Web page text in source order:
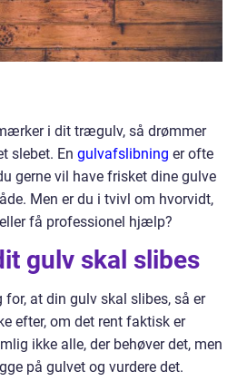
i dit trægulv, så drømmer
slebet. En gulvafslibning er ofte
gerne vil have frisket dine gulve
Men er du i tvivl om hvorvidt,
få professionel hjælp?
gulv skal slibes
for, at din gulv skal slibes, så er
efter, om det rent faktisk er
ikke alle, der behøver det, men
på gulvet og vurdere det.